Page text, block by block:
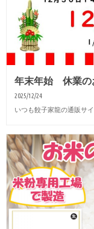
年末年始 休業の
2025/12/24
いつも餃子家龍の通販サ